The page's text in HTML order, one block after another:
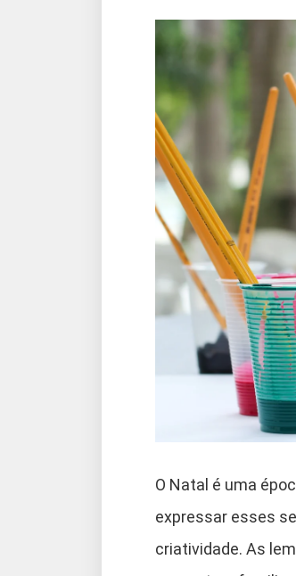
O Natal é uma
expressar esses
criatividade. As